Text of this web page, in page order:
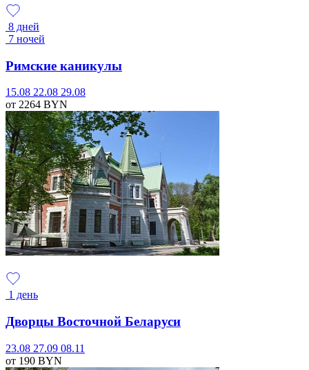
8 дней
7 ночей
Римские каникулы
15.08 22.08 29.08
от 2264 BYN
1 день
Дворцы Восточной Беларуси
23.08 27.09 08.11
от 190 BYN